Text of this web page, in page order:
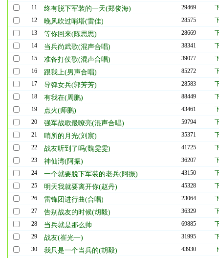
11
终有脱下军装的一天(郑俊海) 29469
12
晚风吹过哨塔(雷佳) 28575
13
等你回来(陈思思) 28669
14
当兵尚武歌(混声合唱) 38341
15
准备打仗歌(混声合唱) 39077
16
跟我上(男声合唱) 85272
17
导弹女兵(郭芳芳) 28583
18
有我在(周鹏) 88449
19
点火(师鹏) 43461
20
强军战歌最嘹亮(混声合唱) 59794
21
哨所的月光(刘宸) 35371
22
战友听到了吗(魏雯雯) 41725
23
神仙湾(阿振) 36207
24
一个就要脱下军装的老兵(阿振) 43150
25
明天我就要离开你(赵丹) 45328
26
雷锋团进行曲(合唱) 23064
27
告别战友的时候(胡毅) 36329
28
当兵就是那么帅 69885
29
战友(崔光一) 31995
30
我只是一个当兵的(胡毅) 43930